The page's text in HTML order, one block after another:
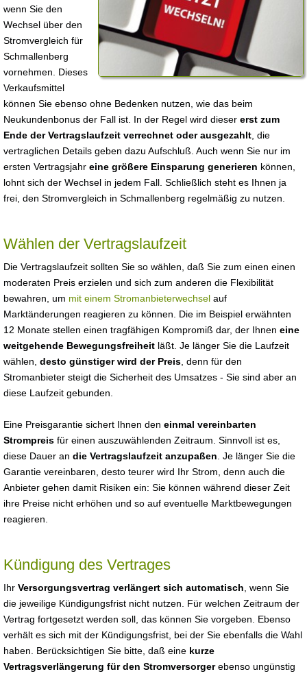
wenn Sie den
Wechsel über den
Stromvergleich für
Schmallenberg
vornehmen. Dieses
Verkaufsmittel
können Sie ebenso ohne Bedenken nutzen, wie das beim
Neukundenbonus der Fall ist. In der Regel wird dieser erst zum
Ende der Vertragslaufzeit verrechnet oder ausgezahlt , die
vertraglichen Details geben dazu Aufschluß. Auch wenn Sie nur im
ersten Vertragsjahr eine größere Einsparung generieren können,
lohnt sich der Wechsel in jedem Fall. Schließlich steht es Ihnen ja
frei, den Stromvergleich in Schmallenberg regelmäßig zu nutzen.
Wählen der Vertragslaufzeit
Die Vertragslaufzeit sollten Sie so wählen, daß Sie zum einen einen
moderaten Preis erzielen und sich zum anderen die Flexibilität
bewahren, um mit einem Stromanbieterwechsel auf
Marktänderungen reagieren zu können. Die im Beispiel erwähnten
12 Monate stellen einen tragfähigen Kompromiß dar, der Ihnen eine
weitgehende Bewegungsfreiheit läßt. Je länger Sie die Laufzeit
wählen, desto günstiger wird der Preis , denn für den
Stromanbieter steigt die Sicherheit des Umsatzes - Sie sind aber an
diese Laufzeit gebunden.
Eine Preisgarantie sichert Ihnen den einmal vereinbarten
Strompreis für einen auszuwählenden Zeitraum. Sinnvoll ist es,
diese Dauer an die Vertragslaufzeit anzupaßen . Je länger Sie die
Garantie vereinbaren, desto teurer wird Ihr Strom, denn auch die
Anbieter gehen damit Risiken ein: Sie können während dieser Zeit
ihre Preise nicht erhöhen und so auf eventuelle Marktbewegungen
reagieren.
Kündigung des Vertrages
Ihr Versorgungsvertrag verlängert sich automatisch , wenn Sie
die jeweilige Kündigungsfrist nicht nutzen. Für welchen Zeitraum der
Vertrag fortgesetzt werden soll, das können Sie vorgeben. Ebenso
verhält es sich mit der Kündigungsfrist, bei der Sie ebenfalls die Wahl
haben. Berücksichtigen Sie bitte, daß eine kurze
Vertragsverlängerung für den Stromversorgerebenso ungünstig